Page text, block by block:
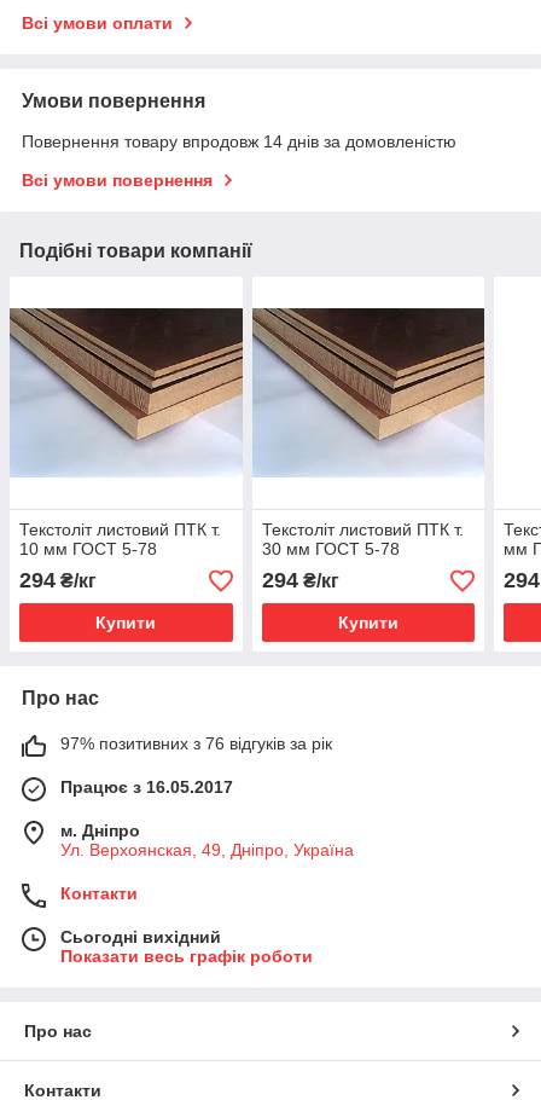
Всі умови оплати
Умови повернення
Повернення товару впродовж 14 днів за домовленістю
Всі умови повернення
Подібні товари компанії
Текстоліт листовий ПТК т.
10 мм ГОСТ 5-78
294 ₴/кг
Купити
Текстоліт листовий ПТК т.
30 мм ГОСТ 5-78
294₴/кг
Купити
мм
294
Про нас
97% позитивних з 76 відгуків за рік
Працює з 16.05.2017
м. Дніпро
Ул. Верхоянская, 49, Дніпро, Україна
Контакти
Сьогодні вихідний
Показати весь графік роботи
Про нас
Контакти